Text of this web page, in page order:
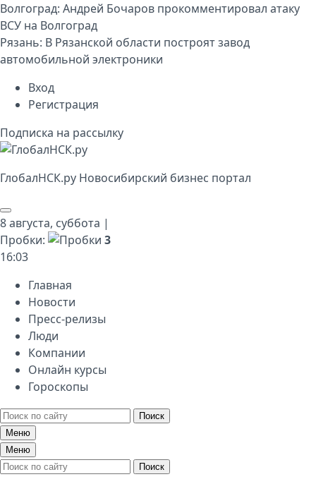
Волгоград: Андрей Бочаров прокомментировал атаку
ВСУ на Волгоград
Рязань: В Рязанской области построят завод
автомобильной электроники
Вход
Регистрация
Подписка на рассылку
ГлобалНСК.py Новосибирский бизнес портал
8 августа, суббота |
Пробки:
3
16:03
Главная
Новости
Пресс-релизы
Люди
Компании
Онлайн курсы
Гороскопы
Поиск
Меню
Меню
Поиск